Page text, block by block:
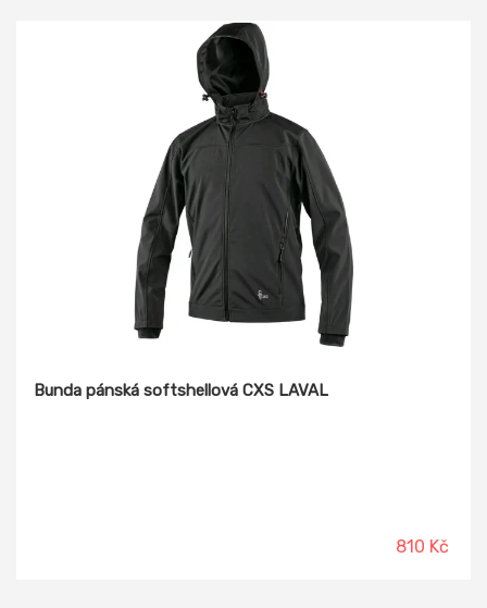
Bunda pánská softshellová CXS LAVAL
810 Kč